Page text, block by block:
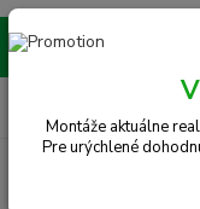
Montáže realizujeme na
(Po-Pia, 8-15 hod.)
Montáže aktuálne
Pre urýchlené